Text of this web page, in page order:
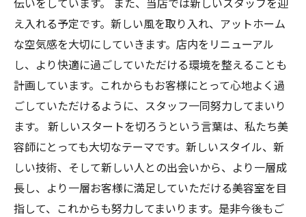
え入れる予定です。新しい風を取り入れ、アットホーム
な空気感を大切にしていきます。店内をリニューアル
し、より快適に過ごしていただける環境を整えることも
計画しています。これからもお客様にとって心地よく過
ごしていただけるように、スタッフ一同努力してまいり
ます。 新しいスタートを切ろうという言葉は、私たち美
容師にとっても大切なテーマです。新しいスタイル、新
しい技術、そして新しい人との出会いから、より一層成
長し、より一層お客様に満足していただける美容室を目
指して、これからも努力してまいります。是非今後もご